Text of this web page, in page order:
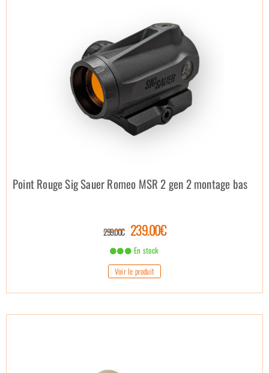
Point Rouge Sig Sauer Romeo MSR 2 gen 2 montage bas
299.00€ 239.00€
En stock
Voir le produit